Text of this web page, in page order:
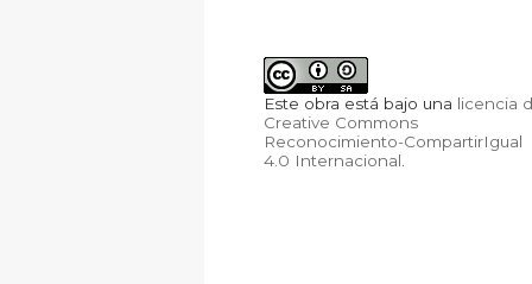
Este obra está bajo una licencia
Creative Commons
Reconocimiento-CompartirIgual
4.0 Internacional